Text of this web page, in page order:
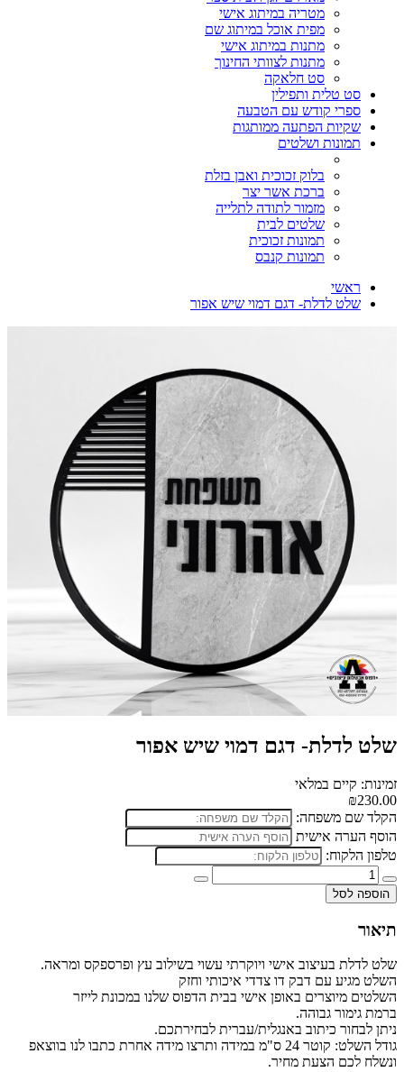
מטריה במיתוג אישי
מפית אוכל במיתוג שם
מתנות במיתוג אישי
מתנות לצוותי החינוך
סט חלאקה
סט טלית ותפילין
ספרי קודש עם הטבעה
שקיות הפתעה ממותגות
תמונות ושלטים
בלוק זכוכית ואבן בזלת
ברכת אשר יצר
מזמור לתודה לתלייה
שלטים לבית
תמונות זכוכית
תמונות קנבס
ראשי
שלט לדלת- דגם דמוי שיש אפור
שלט לדלת- דגם דמוי שיש אפור
זמינות: קיים במלאי
₪230.00
הקלד שם משפחה:
הוסף הערה אישית
טלפון הלקוח:
הוספה לסל
תיאור
שלט לדלת בעיצוב אישי ויוקרתי עשוי בשילוב עץ ופרספקס ומראה.
השלט מגיע עם דבק דו צדדי איכותי וחזק
השלטים מיוצרים באופן אישי בבית הדפוס שלנו במכונת לייזר
ברמת גימור גבוהה.
ניתן לבחור כיתוב באנגלית/עברית לבחירתכם.
גודל השלט: קוטר 24 ס"מ במידה ותרצו מידה אחרת כתבו לנו בווצאפ
ונשלח לכם הצעת מחיר.